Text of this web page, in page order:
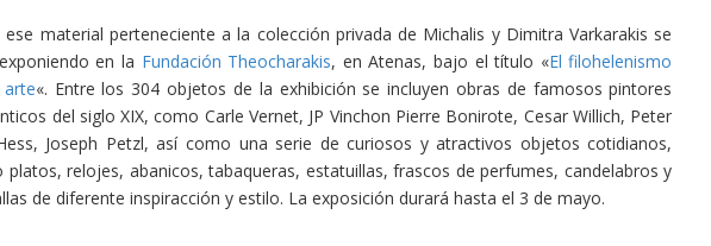
ese material perteneciente a la colección privada de Michalis y Dimitra Varkarakis se
en la Fundación Theocharakis, en Atenas, bajo el título «El filohelenismo
«. Entre los 304 objetos de la exhibición se incluyen obras de famosos pintores
del siglo XIX, como Carle Vernet, JP Vinchon Pierre Bonirote, Cesar Willich, Peter
Joseph Petzl, así como una serie de curiosos y atractivos objetos cotidianos,
platos, relojes, abanicos, tabaqueras, estatuillas, frascos de perfumes, candelabros y
de diferente inspiracción y estilo. La exposición durará hasta el 3 de mayo.